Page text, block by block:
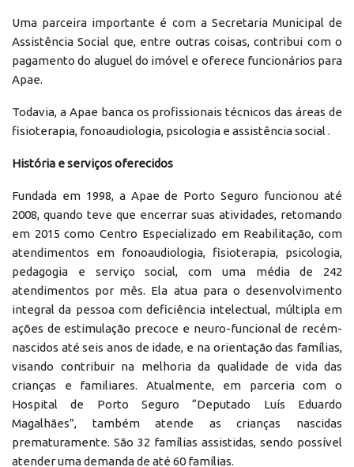
Uma parceira importante é com a Secretaria Municipal de
Assistência Social que, entre outras coisas, contribui com o
pagamento do aluguel do imóvel e oferece funcionários para
Apae.
Todavia, a Apae banca os profissionais técnicos das áreas de
fisioterapia, fonoaudiologia, psicologia e assistência social .
História e serviços oferecidos
Fundada em 1998, a Apae de Porto Seguro funcionou até
2008, quando teve que encerrar suas atividades, retomando
em 2015 como Centro Especializado em Reabilitação, com
atendimentos em fonoaudiologia, fisioterapia, psicologia,
pedagogia e serviço social, com uma média de 242
atendimentos por mês. Ela atua para o desenvolvimento
integral da pessoa com deficiência intelectual, múltipla em
ações de estimulação precoce e neuro-funcional de recém-
nascidos até seis anos de idade, e na orientação das famílias,
visando contribuir na melhoria da qualidade de vida das
crianças e familiares. Atualmente, em parceria com o
Hospital de Porto Seguro “Deputado Luís Eduardo
Magalhães”, também atende as crianças nascidas
prematuramente. São 32 famílias assistidas, sendo possível
atender uma demanda de até 60 famílias.